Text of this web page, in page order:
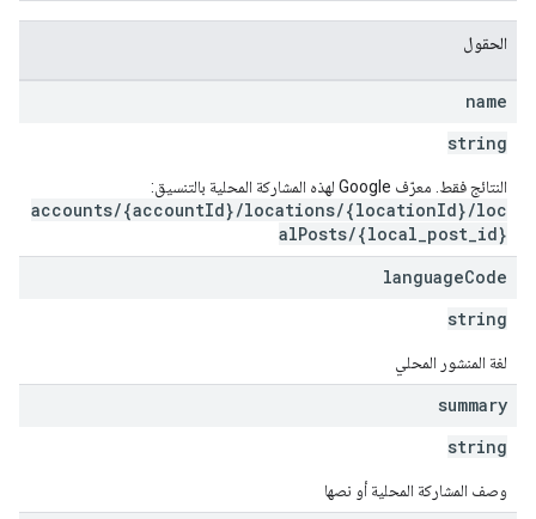
الحقول
name
string
النتائج فقط. معرّف Google لهذه المشاركة المحلية بالتنسيق:
accounts/{accountId}/locations/{locationId}/loc
alPosts/{local_post_id}
languageCode
string
لغة المنشور المحلي
summary
string
وصف المشاركة المحلية أو نصها